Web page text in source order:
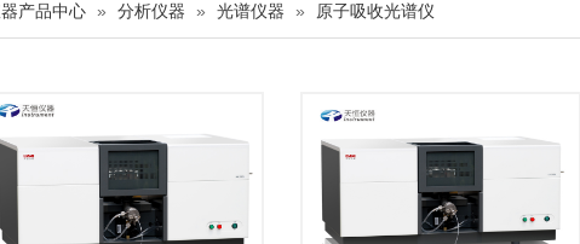
产品中心 » 分析仪器 » 光谱仪器 » 原子吸收光谱仪